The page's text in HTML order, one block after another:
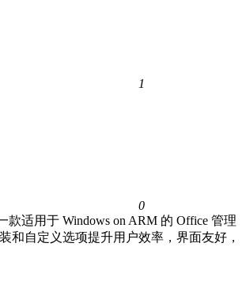
1
0
款适用于 Windows on ARM 的 Office 管理
和自定义选项提升用户效率，界面友好，